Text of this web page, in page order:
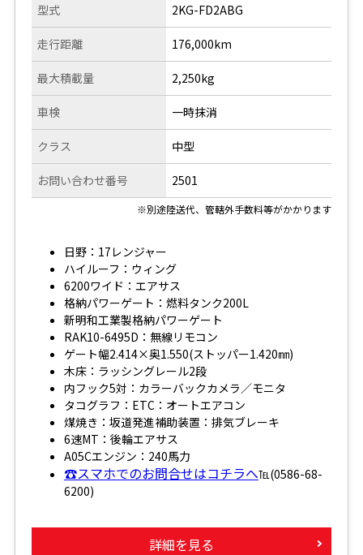
型式
走行距離
2KG-FD2ABG
176,000km
最大積載量
車検
クラス
お問い合わせ番号
2,250kg
一時抹消
中型
2501
※別途陸送代、管轄外手数料等がかかります
日野：17レンジャー
ハイルーフ：ウィング
6200ワイド：エアサス
格納パワーゲート：燃料タンク200L
新明和工業製格納パワーゲート
RAK10-6495D：無線リモコン
ゲート幅2.414×奥1.550(ストッパー1.420㎜)
木床：ラッシングレール2段
内フック5対：カラーバックカメラ／モニタ
タコグラフ：ETC：オートエアコン
煤焼き：坂道発進補助装置：排気ブレーキ
6速MT：後輪エアサス
A05Cエンジン：240馬力
☎スマホでのお問合せはコチラへ℡(0586-68-
6200)
詳細を見る